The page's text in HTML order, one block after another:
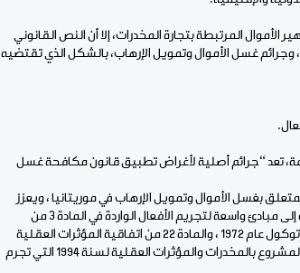
تطهير الأموال المرتبطة بتجارة المخدرات، إلا أن النص القانوني
غسل الأموال وتمويل الإرهاب، بالشكل الذي تقتضيه
تعد “جرائم أصلية لأغراض تطبيق قانون مكافحة غسل
التعديل يضمن انسجام القانون مع المادة 2 من قانون رقم 017/2019 المتعلق بغسل الأموال وتمويل الإرهاب في موريتانيا ، ويعزز
الإطار القانوني لتجفيف منابع التمويل غير المشروع، ويستند في جوهره إلى مبادئ واسعة لتجريم الأفعال الواردة في المادة 3 من
اتفاقية الأمم المتحدة الوحيدة للمخدرات لعام 1961 بصيغتها المعدلة ببروتوكول عام 1972 ، والمادة 22 من اتفاقية المؤثرات العقلية
لعام 1971، بالإضافة إلى المادة 2 من الاتفاقية العربية لمكافحة الاتجار غير المشروع بالمخدرات والمؤثرات العقلية لسنة 1994 التي تجرم